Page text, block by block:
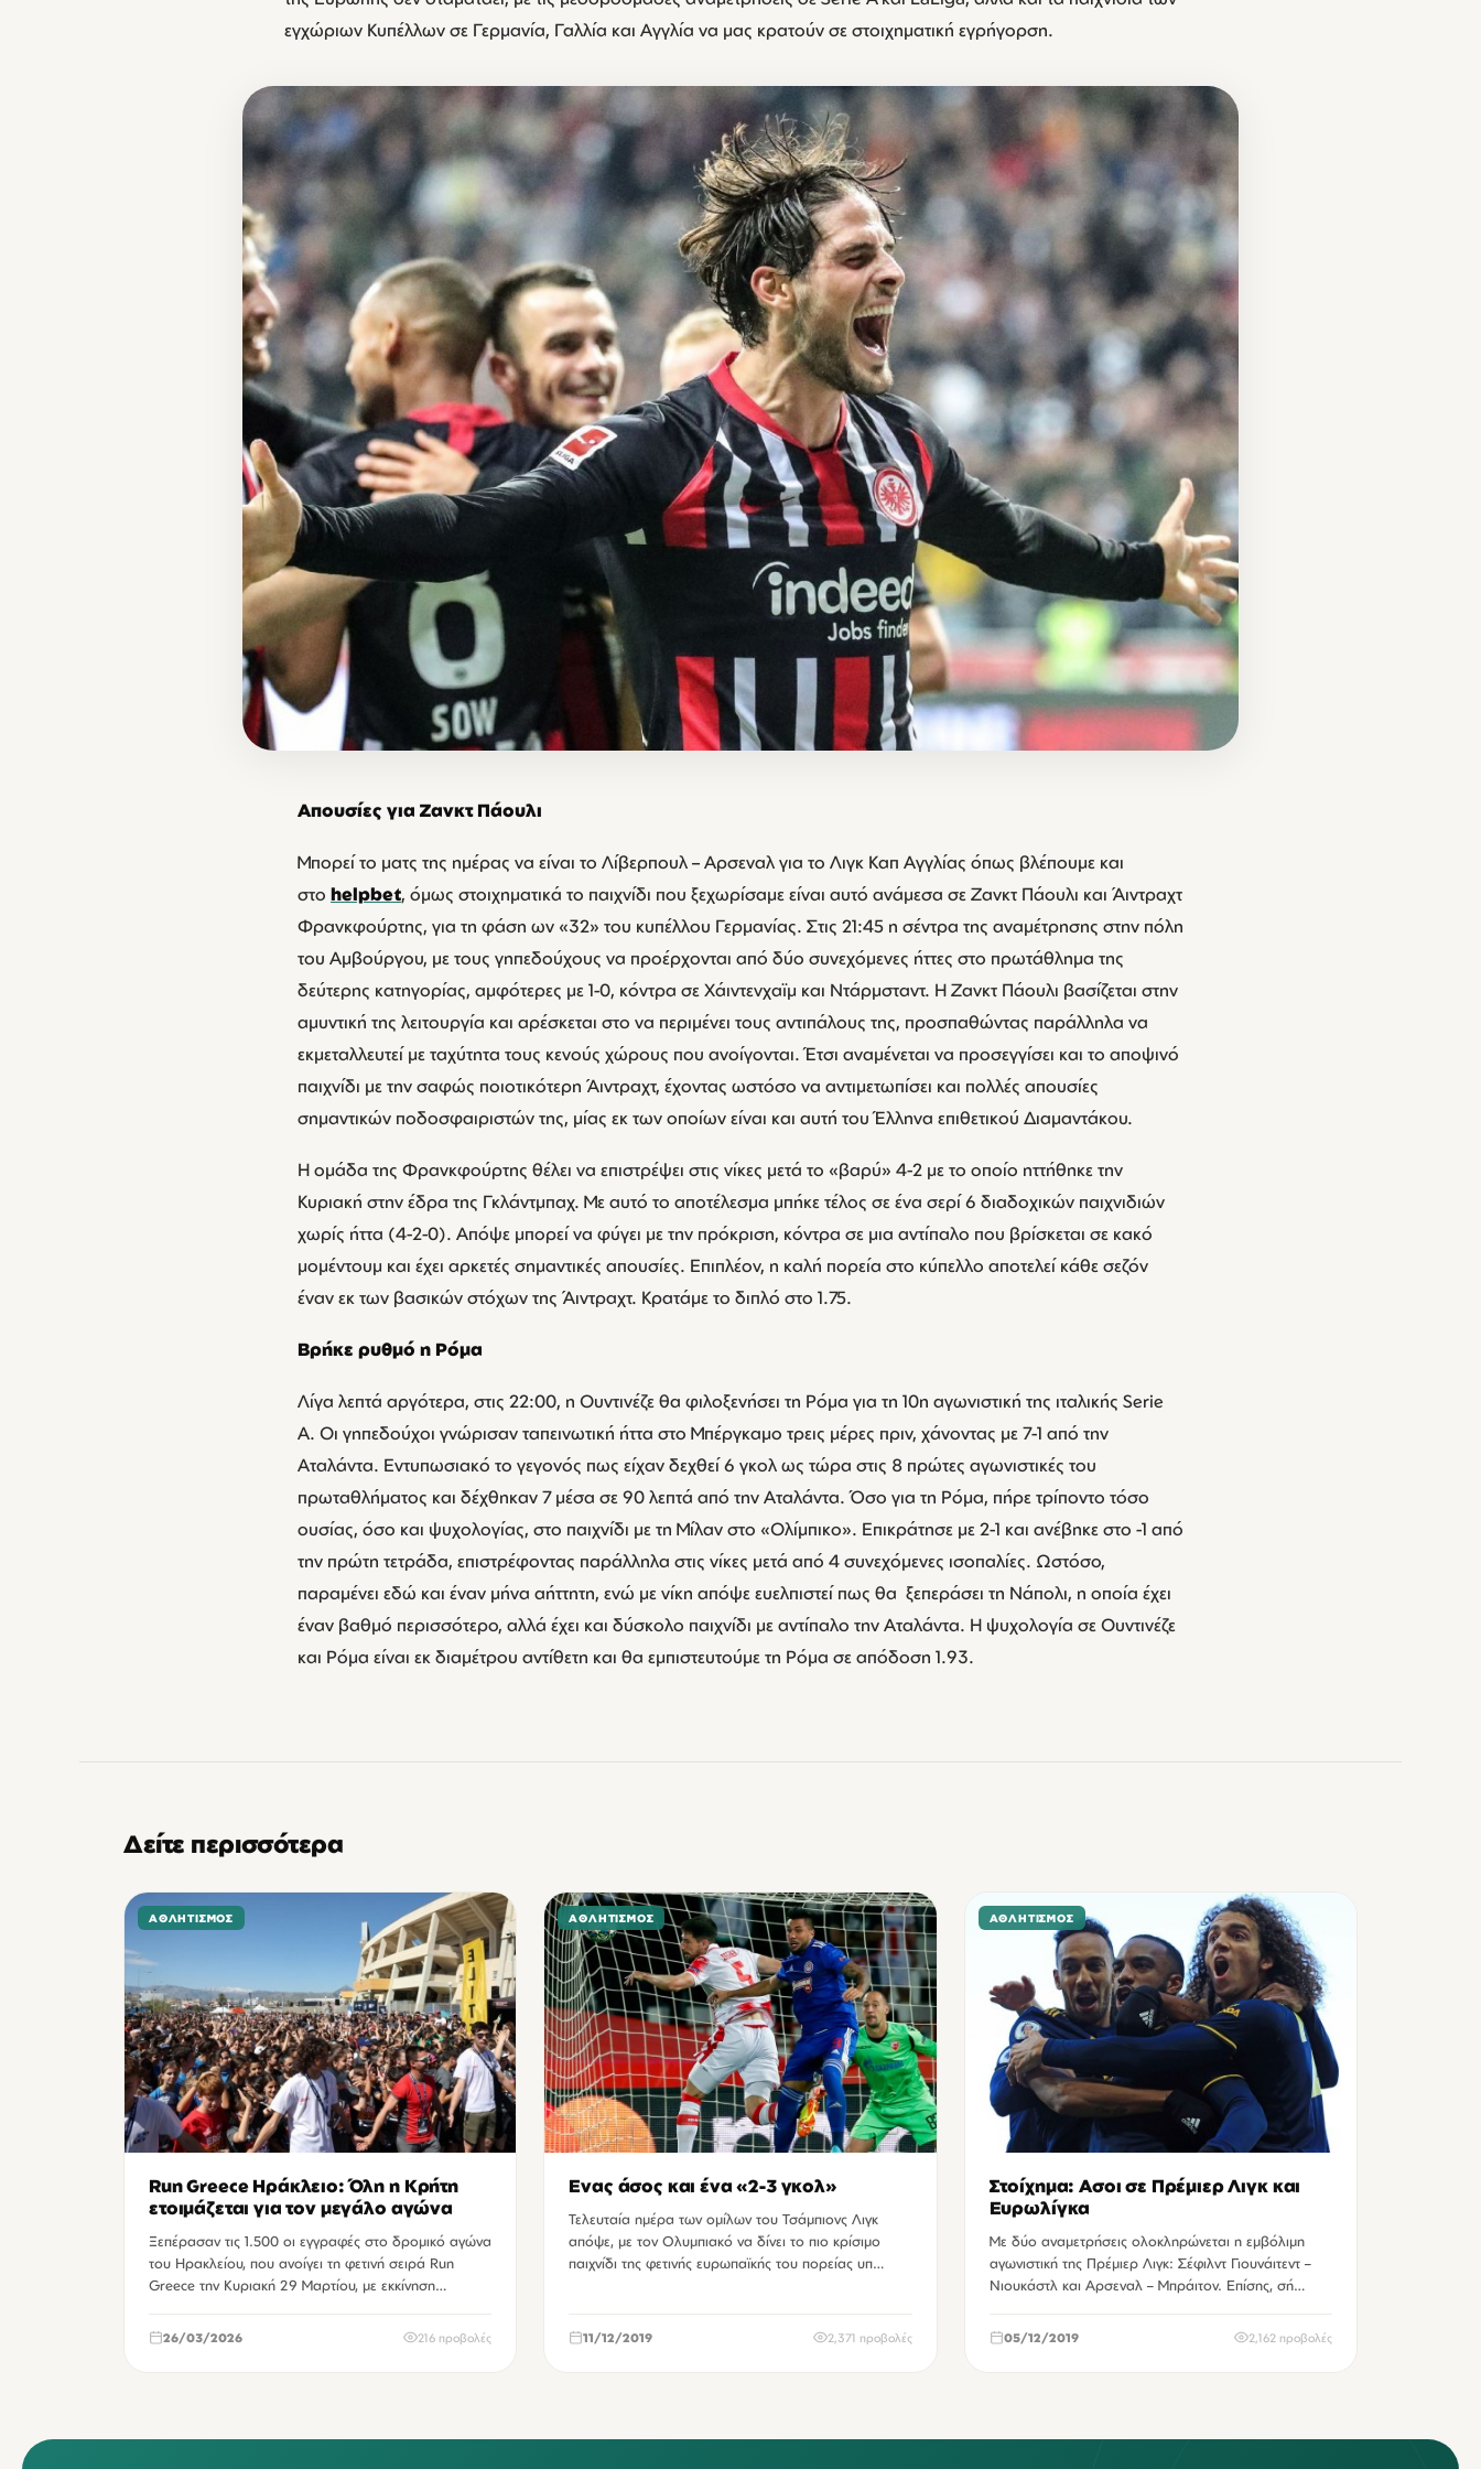
εγχώριων Κυπέλλων σε Γερμανία, Γαλλία και Αγγλία να μας κρατούν σε στοιχηματική εγρήγορση.
Απουσίες για Ζανκτ Πάουλι
Μπορεί το ματς της ημέρας να είναι το Λίβερπουλ – Αρσεναλ για το Λιγκ Καπ Αγγλίας όπως βλέπουμε και
στο helpbet, όμως στοιχηματικά το παιχνίδι που ξεχωρίσαμε είναι αυτό ανάμεσα σε Ζανκτ Πάουλι και Άιντραχτ
Φρανκφούρτης, για τη φάση ων «32» του κυπέλλου Γερμανίας. Στις 21:45 η σέντρα της αναμέτρησης στην πόλη
του Αμβούργου, με τους γηπεδούχους να προέρχονται από δύο συνεχόμενες ήττες στο πρωτάθλημα της
δεύτερης κατηγορίας, αμφότερες με 1-0, κόντρα σε Χάιντενχαϊμ και Ντάρμσταντ. Η Ζανκτ Πάουλι βασίζεται στην
αμυντική της λειτουργία και αρέσκεται στο να περιμένει τους αντιπάλους της, προσπαθώντας παράλληλα να
εκμεταλλευτεί με ταχύτητα τους κενούς χώρους που ανοίγονται. Έτσι αναμένεται να προσεγγίσει και το αποψινό
παιχνίδι με την σαφώς ποιοτικότερη Άιντραχτ, έχοντας ωστόσο να αντιμετωπίσει και πολλές απουσίες
σημαντικών ποδοσφαιριστών της, μίας εκ των οποίων είναι και αυτή του Έλληνα επιθετικού Διαμαντάκου.
Η ομάδα της Φρανκφούρτης θέλει να επιστρέψει στις νίκες μετά το «βαρύ» 4-2 με το οποίο ηττήθηκε την
Κυριακή στην έδρα της Γκλάντμπαχ. Με αυτό το αποτέλεσμα μπήκε τέλος σε ένα σερί 6 διαδοχικών παιχνιδιών
χωρίς ήττα (4-2-0). Απόψε μπορεί να φύγει με την πρόκριση, κόντρα σε μια αντίπαλο που βρίσκεται σε κακό
μομέντουμ και έχει αρκετές σημαντικές απουσίες. Επιπλέον, η καλή πορεία στο κύπελλο αποτελεί κάθε σεζόν
έναν εκ των βασικών στόχων της Άιντραχτ. Kρατάμε το διπλό στο 1.75.
Βρήκε ρυθμό η Ρόμα
Λίγα λεπτά αργότερα, στις 22:00, η Ουντινέζε θα φιλοξενήσει τη Ρόμα για τη 10η αγωνιστική της ιταλικής Serie
A. Οι γηπεδούχοι γνώρισαν ταπεινωτική ήττα στο Μπέργκαμο τρεις μέρες πριν, χάνοντας με 7-1 από την
Αταλάντα. Εντυπωσιακό το γεγονός πως είχαν δεχθεί 6 γκολ ως τώρα στις 8 πρώτες αγωνιστικές του
πρωταθλήματος και δέχθηκαν 7 μέσα σε 90 λεπτά από την Αταλάντα. Όσο για τη Ρόμα, πήρε τρίποντο τόσο
ουσίας, όσο και ψυχολογίας, στο παιχνίδι με τη Μίλαν στο «Ολίμπικο». Επικράτησε με 2-1 και ανέβηκε στο -1 από
την πρώτη τετράδα, επιστρέφοντας παράλληλα στις νίκες μετά από 4 συνεχόμενες ισοπαλίες. Ωστόσο,
παραμένει εδώ και έναν μήνα αήττητη, ενώ με νίκη απόψε ευελπιστεί πως θα ξεπεράσει τη Νάπολι, η οποία έχει
έναν βαθμό περισσότερο, αλλά έχει και δύσκολο παιχνίδι με αντίπαλο την Αταλάντα. Η ψυχολογία σε Ουντινέζε
και Ρόμα είναι εκ διαμέτρου αντίθετη και θα εμπιστευτούμε τη Ρόμα σε απόδοση 1.93.
Δείτε περισσότερα
ΑΘΛΗΤΙΣΜΌΣ
Run Greece Ηράκλειο: Όλη η Κρήτη
ετοιμάζεται για τον μεγάλο αγώνα
Ξεπέρασαν τις 1.500 οι εγγραφές στο δρομικό αγώνα
του Ηρακλείου, που ανοίγει τη φετινή σειρά Run
Greece την Κυριακή 29 Μαρτίου, με εκκίνηση…
26/03/2026 216 προβολές
ΑΘΛΗΤΙΣΜΌΣ
Ενας άσος και ένα «2-3 γκολ»
Τελευταία ημέρα των ομίλων του Τσάμπιονς Λιγκ
απόψε, με τον Ολυμπιακό να δίνει το πιο κρίσιμο
παιχνίδι της φετινής ευρωπαϊκής του πορείας υπ…
11/12/2019 2,371 προβολές
ΑΘΛΗΤΙΣΜΌΣ
Στοίχημα: Ασοι σε Πρέμιερ Λιγκ και
Ευρωλίγκα
Με δύο αναμετρήσεις ολοκληρώνεται η εμβόλιμη
αγωνιστική της Πρέμιερ Λιγκ: Σέφιλντ Γιουνάιτεντ –
Νιουκάστλ και Αρσεναλ – Μπράιτον. Επίσης, σή…
05/12/2019 2,162 προβολές